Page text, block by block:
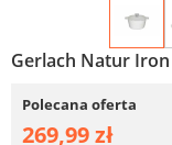
Gerlach Natur
Polecana oferta
269,99 zł